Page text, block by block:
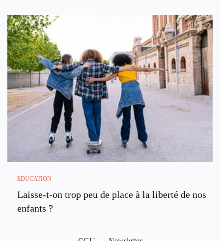
ÉDUCATION
Laisse-t-on trop peu de place à la liberté de nos
enfants ?